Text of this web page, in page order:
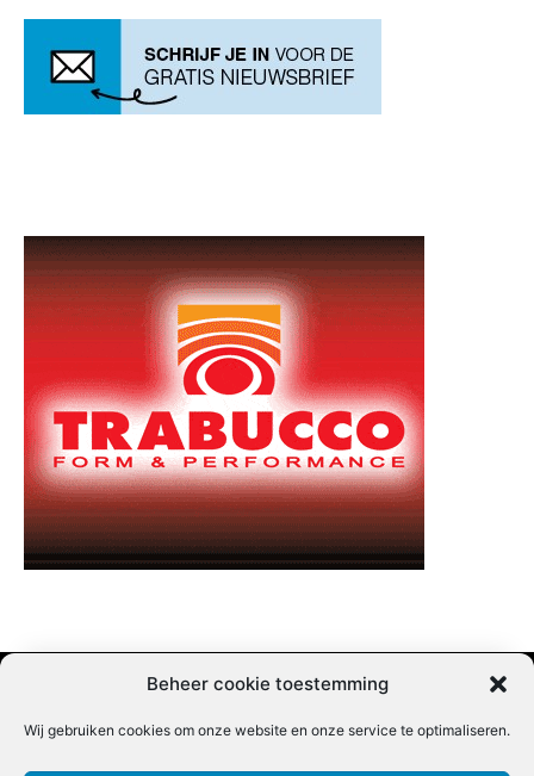
Beheer cookie toestemming
Wij gebruiken cookies om onze website en onze service te optimaliseren.